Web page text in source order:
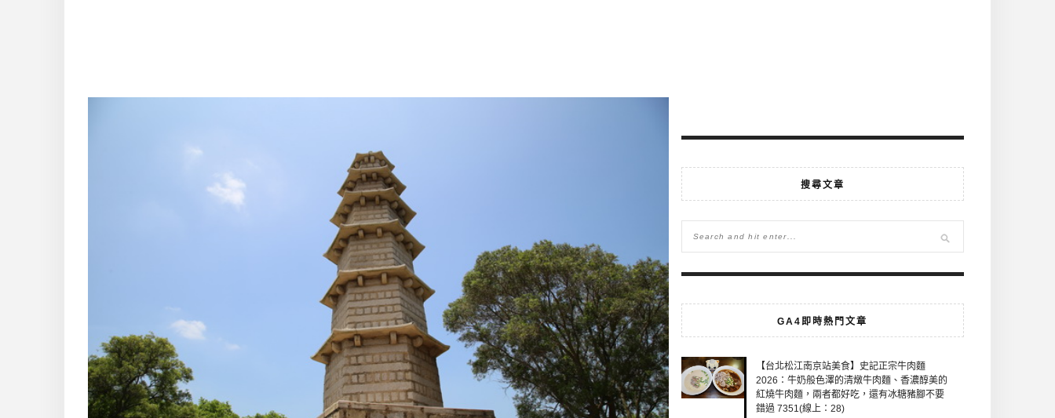
搜尋文章
GA4即時熱門文章
【台北松江南京站美食】史記正宗牛肉麵
2026：牛奶般色澤的清燉牛肉麵、香濃醇美的
紅燒牛肉麵，兩者都好吃，還有冰糖豬腳不要
錯過 7351(線上：28)